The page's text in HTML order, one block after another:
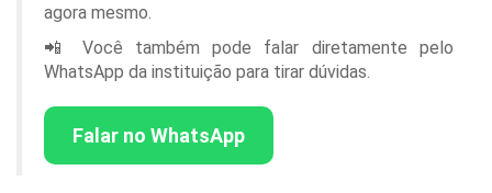
agora mesmo.
📲 Você também pode falar diretamente pelo
WhatsApp da instituição para tirar dúvidas.
Falar no WhatsApp